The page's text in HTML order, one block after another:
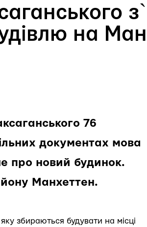
на
76
документах мова
про новий будинок.
Манхеттен.
збираються будувати на місці